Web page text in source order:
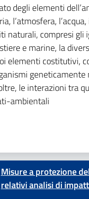
degli elementi
l’atmosfera,
naturali, compresi gli
e marine, la
elementi costitutivi,
geneticamente
le interazioni tra
ambientali
Misure a protezione
relativi analisi di